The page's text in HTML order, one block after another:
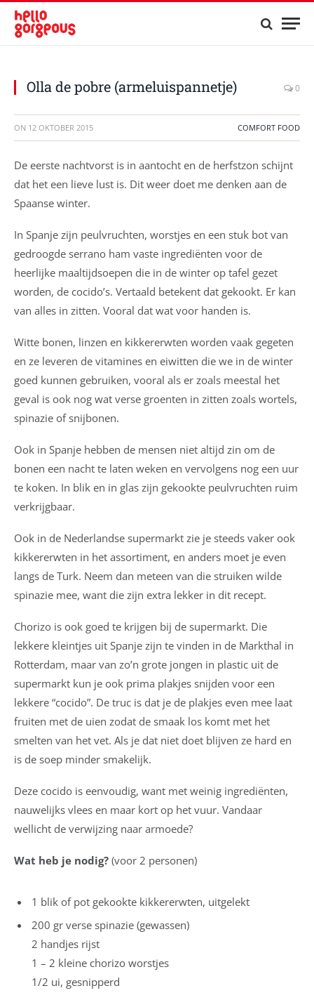
Olla de pobre (armeluispannetje) 0
ON 12 OKTOBER 2015 COMFORT FOOD
De eerste nachtvorst is in aantocht en de herfstzon schijnt
dat het een lieve lust is. Dit weer doet me denken aan de
Spaanse winter.
In Spanje zijn peulvruchten, worstjes en een stuk bot van
gedroogde serrano ham vaste ingrediënten voor de
heerlijke maaltijdsoepen die in de winter op tafel gezet
worden, de cocido’s. Vertaald betekent dat gekookt. Er kan
van alles in zitten. Vooral dat wat voor handen is.
Witte bonen, linzen en kikkererwten worden vaak gegeten
en ze leveren de vitamines en eiwitten die we in de winter
goed kunnen gebruiken, vooral als er zoals meestal het
geval is ook nog wat verse groenten in zitten zoals wortels,
spinazie of snijbonen.
Ook in Spanje hebben de mensen niet altijd zin om de
bonen een nacht te laten weken en vervolgens nog een uur
te koken. In blik en in glas zijn gekookte peulvruchten ruim
verkrijgbaar.
Ook in de Nederlandse supermarkt zie je steeds vaker ook
kikkererwten in het assortiment, en anders moet je even
langs de Turk. Neem dan meteen van die struiken wilde
spinazie mee, want die zijn extra lekker in dit recept.
Chorizo is ook goed te krijgen bij de supermarkt. Die
lekkere kleintjes uit Spanje zijn te vinden in de Markthal in
Rotterdam, maar van zo’n grote jongen in plastic uit de
supermarkt kun je ook prima plakjes snijden voor een
lekkere “cocido”. De truc is dat je de plakjes even mee laat
fruiten met de uien zodat de smaak los komt met het
smelten van het vet. Als je dat niet doet blijven ze hard en
is de soep minder smakelijk.
Deze cocido is eenvoudig, want met weinig ingrediënten,
nauwelijks vlees en maar kort op het vuur. Vandaar
wellicht de verwijzing naar armoede?
Wat heb je nodig? (voor 2 personen)
1 blik of pot gekookte kikkererwten, uitgelekt
200 gr verse spinazie (gewassen)
2 handjes rijst
1 – 2 kleine chorizo worstjes
1/2 ui, gesnipperd